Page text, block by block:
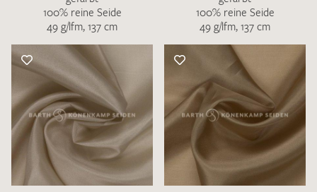
100% reine Seide
49 g/lfm, 137 cm
100% reine Seide
49 g/lfm, 137 cm